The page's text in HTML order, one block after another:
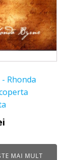
Rhonda
MAI MULT